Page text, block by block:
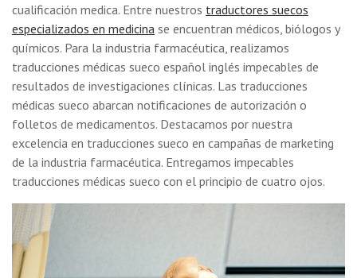
cualificación medica. Entre nuestros traductores suecos
especializados en medicina se encuentran médicos, biólogos y
químicos. Para la industria farmacéutica, realizamos
traducciones médicas sueco español inglés impecables de
resultados de investigaciones clínicas. Las traducciones
médicas sueco abarcan notificaciones de autorización o
folletos de medicamentos. Destacamos por nuestra
excelencia en traducciones sueco en campañas de marketing
de la industria farmacéutica. Entregamos impecables
traducciones médicas sueco con el principio de cuatro ojos.